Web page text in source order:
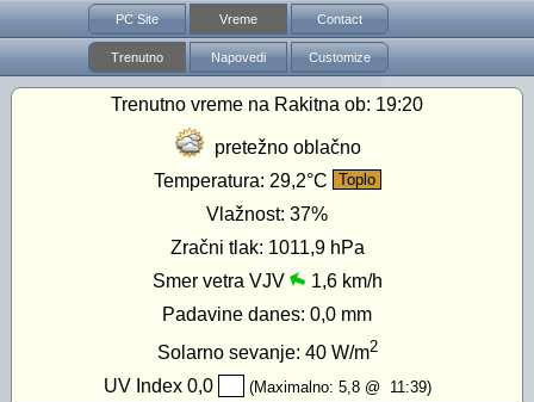
PC Site Vreme Contact
Trenutno Napovedi Customize
Trenutno vreme na Rakitna ob: 19:20
pretežno oblačno
Temperatura: 29,2°C Toplo
Vlažnost: 37%
Zračni tlak: 1011,9 hPa
Smer vetra VJV
1,6 km/h
Padavine danes: 0,0 mm
Solarno sevanje: 40W/m2
UV Index 0,0 (Maximalno: 5,8@ 11:39)